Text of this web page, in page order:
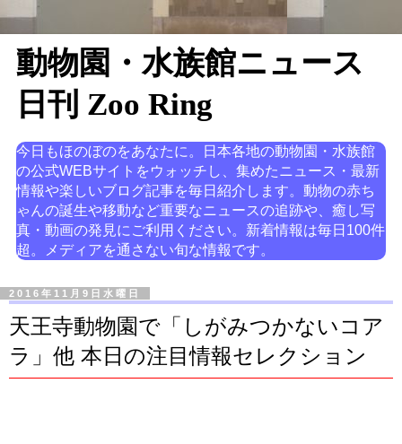
動物園・水族館ニュース
日刊 Zoo Ring
今日もほのぼのをあなたに。日本各地の動物園・水族館
の公式WEBサイトをウォッチし、集めたニュース・最新
情報や楽しいブログ記事を毎日紹介します。動物の赤ち
ゃんの誕生や移動など重要なニュースの追跡や、癒し写
真・動画の発見にご利用ください。新着情報は毎日100件
超。メディアを通さない旬な情報です。
2016年11月9日水曜日
天王寺動物園で「しがみつかないコア
ラ」他 本日の注目情報セレクション